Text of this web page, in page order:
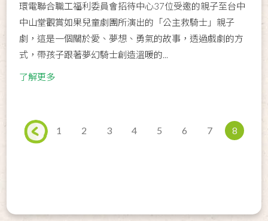
環電聯合職工福利委員會招待中心37位受邀的親子至台中
中山堂觀賞如果兒童劇團所演出的「公主救騎士」親子
劇，這是一個關於愛、夢想、勇氣的故事，透過戲劇的方
式，帶孩子跟著夢幻騎士創造溫暖的...
了解更多
1 2 3 4 5 6 7 8